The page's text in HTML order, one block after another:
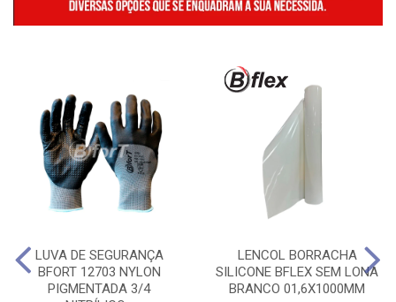
LUVA DE SEGURANÇA
BFORT 12703 NYLON
PIGMENTADA 3/4
LENCOL BORRACHA
SILICONE BFLEX SEM LONA
BRANCO 01,6X1000MM